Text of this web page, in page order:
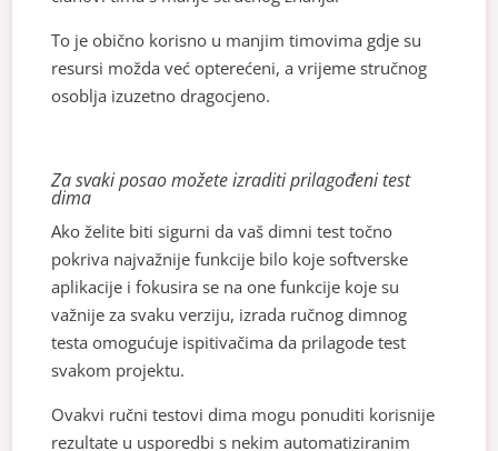
To je obično korisno u manjim timovima gdje su
resursi možda već opterećeni, a vrijeme stručnog
osoblja izuzetno dragocjeno.
Za svaki posao možete izraditi prilagođeni test
dima
Ako želite biti sigurni da vaš dimni test točno
pokriva najvažnije funkcije bilo koje softverske
aplikacije i fokusira se na one funkcije koje su
važnije za svaku verziju, izrada ručnog dimnog
testa omogućuje ispitivačima da prilagode test
svakom projektu.
Ovakvi ručni testovi dima mogu ponuditi korisnije
rezultate u usporedbi s nekim automatiziranim